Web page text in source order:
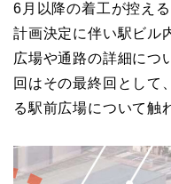
6月以降の着工が控え
計画決定に伴い駅ビル
広場や通路の詳細につ
回はその最終回として
る駅前広場について触